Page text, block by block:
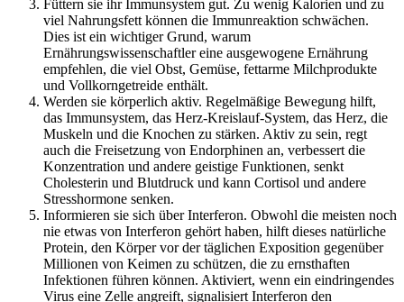
Füttern sie ihr Immunsystem gut. Zu wenig Kalorien und zu
viel Nahrungsfett können die Immunreaktion schwächen.
Dies ist ein wichtiger Grund, warum
Ernährungswissenschaftler eine ausgewogene Ernährung
empfehlen, die viel Obst, Gemüse, fettarme Milchprodukte
und Vollkorngetreide enthält.
Werden sie körperlich aktiv. Regelmäßige Bewegung hilft,
das Immunsystem, das Herz-Kreislauf-System, das Herz, die
Muskeln und die Knochen zu stärken. Aktiv zu sein, regt
auch die Freisetzung von Endorphinen an, verbessert die
Konzentration und andere geistige Funktionen, senkt
Cholesterin und Blutdruck und kann Cortisol und andere
Stresshormone senken.
Informieren sie sich über Interferon. Obwohl die meisten noch
nie etwas von Interferon gehört haben, hilft dieses natürliche
Protein, den Körper vor der täglichen Exposition gegenüber
Millionen von Keimen zu schützen, die zu ernsthaften
Infektionen führen können. Aktiviert, wenn ein eindringendes
Virus eine Zelle angreift, signalisiert Interferon den